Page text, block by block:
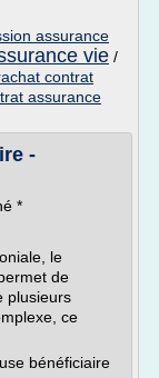
assurance
vie /
contrat
assurance
-
*
le
de
plusieurs
ce
bénéficiaire